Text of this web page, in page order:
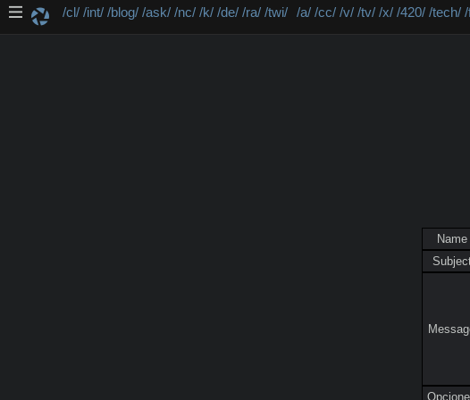
/cl/ /int/ /blog/ /ask/ /nc/ /k/ /de/ /ra/ /twi/ /a/ /cc/ /v/ /tv/ /x/ /420/ /tech/
Name